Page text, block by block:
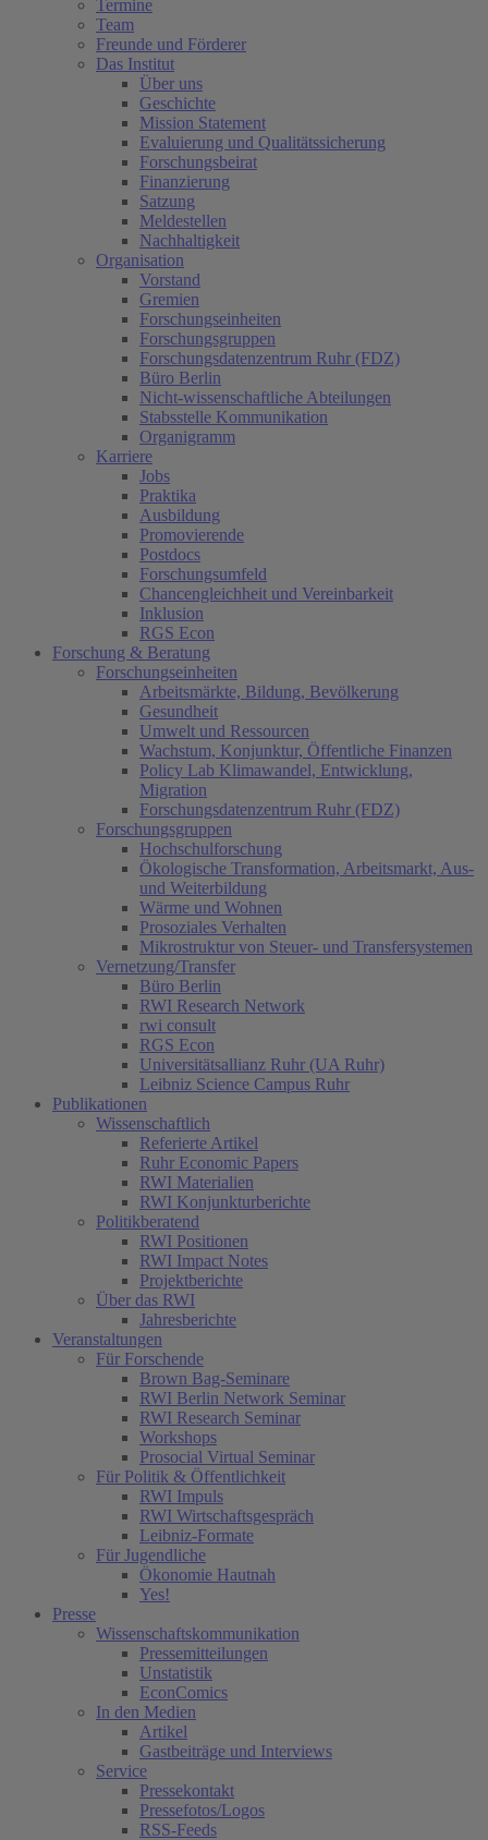
Termine
Team
Freunde und Förderer
Das Institut
Über uns
Geschichte
Mission Statement
Evaluierung und Qualitätssicherung
Forschungsbeirat
Finanzierung
Satzung
Meldestellen
Nachhaltigkeit
Organisation
Vorstand
Gremien
Forschungseinheiten
Forschungsgruppen
Forschungsdatenzentrum Ruhr (FDZ)
Büro Berlin
Nicht-wissenschaftliche Abteilungen
Stabsstelle Kommunikation
Organigramm
Karriere
Jobs
Praktika
Ausbildung
Promovierende
Postdocs
Forschungsumfeld
Chancengleichheit und Vereinbarkeit
Inklusion
RGS Econ
Forschung & Beratung
Forschungseinheiten
Arbeitsmärkte, Bildung, Bevölkerung
Gesundheit
Umwelt und Ressourcen
Wachstum, Konjunktur, Öffentliche Finanzen
Policy Lab Klimawandel, Entwicklung,
Migration
Forschungsdatenzentrum Ruhr (FDZ)
Forschungsgruppen
Hochschulforschung
Ökologische Transformation, Arbeitsmarkt, Aus-
und Weiterbildung
Wärme und Wohnen
Prosoziales Verhalten
Mikrostruktur von Steuer- und Transfersystemen
Vernetzung/Transfer
Büro Berlin
RWI Research Network
rwi consult
RGS Econ
Universitätsallianz Ruhr (UA Ruhr)
Leibniz Science Campus Ruhr
Publikationen
Wissenschaftlich
Referierte Artikel
Ruhr Economic Papers
RWI Materialien
RWI Konjunkturberichte
Politikberatend
RWI Positionen
RWI Impact Notes
Projektberichte
Über das RWI
Jahresberichte
Veranstaltungen
Für Forschende
Brown Bag-Seminare
RWI Berlin Network Seminar
RWI Research Seminar
Workshops
Prosocial Virtual Seminar
Für Politik & Öffentlichkeit
RWI Impuls
RWI Wirtschaftsgespräch
Leibniz-Formate
Für Jugendliche
Ökonomie Hautnah
Yes!
Presse
Wissenschaftskommunikation
Pressemitteilungen
Unstatistik
EconComics
In den Medien
Artikel
Gastbeiträge und Interviews
Service
Pressekontakt
Pressefotos/Logos
RSS-Feeds